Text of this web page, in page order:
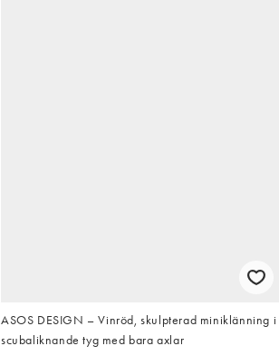
ASOS DESIGN – Vinröd, skulpterad miniklänning i
scubaliknande tyg med bara axlar